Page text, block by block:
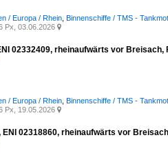
/ Europa / Rhein Binnenschiffe / TMS -
Px, 03.06.2026 
02332409, rheinaufwärts vor Breisach,
/ Europa / Rhein Binnenschiffe / TMS -
Px, 19.05.2026 
ENI 02318860, rheinaufwärts vor